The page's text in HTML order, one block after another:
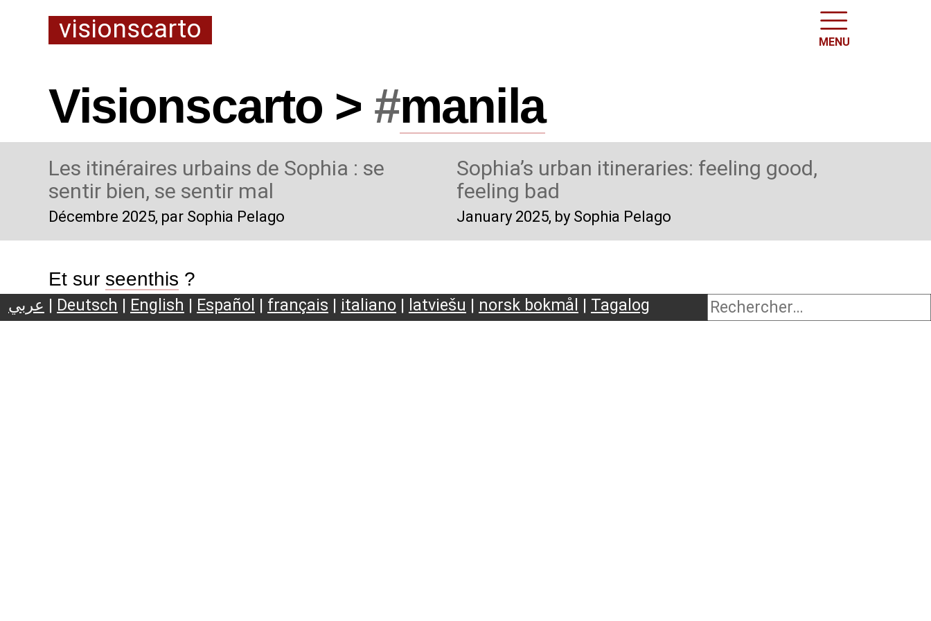
visionscarto MENU
Visionscarto > #manila
Les itinéraires urbains de Sophia : se
sentir bien, se sentir mal
Décembre 2025, par Sophia Pelago
Sophia’s urban itineraries: feeling good,
feeling bad
January 2025, by Sophia Pelago
Et sur seenthis ?
عربي | Deutsch | English | Español | français | italiano | latviešu | norsk bokmål | Tagalog